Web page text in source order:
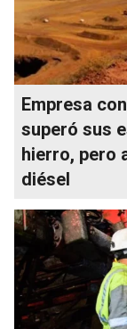
Empresa
superó sus
hierro, pero
diésel